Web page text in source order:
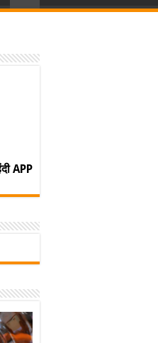
APP